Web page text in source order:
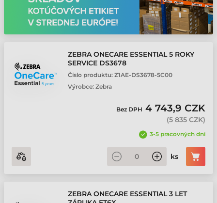
ZEBRA ONECARE ESSENTIAL 5 ROKY
SERVICE DS3678
Číslo produktu: Z1AE-DS3678-5C00
Výrobce: Zebra
Bez DPH 4 743,9 CZK
(5 835 CZK)
3-5 pracovných dní
ks
ZEBRA ONECARE ESSENTIAL 3 LET